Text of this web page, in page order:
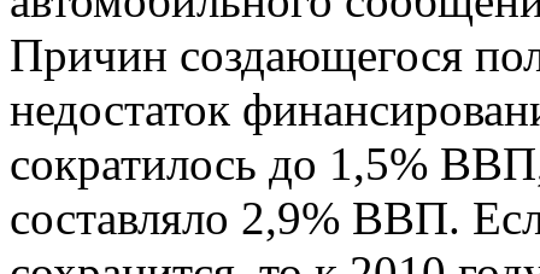
Причин создающегося
недостаток
сократилось до 1,5%
составляло 2,9% ВВП.